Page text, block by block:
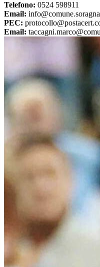
Telefono: 0524 598911
Email:
PEC:
Email: